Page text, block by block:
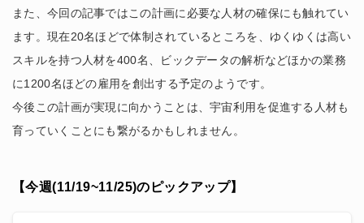
また、今回の記事ではこの計画に必要な人材の確保にも触れてい
ます。現在20名ほどで体制されているところを、ゆくゆくは高い
スキルを持つ人材を400名、ビックデータの解析などほかの業務
に1200名ほどの雇用を創出する予定のようです。
今後この計画が実現に向かうことは、宇宙利用を促進する人材も
育っていくことにも繋がるかもしれません。
【今週(11/19~11/25)のピックアップ】